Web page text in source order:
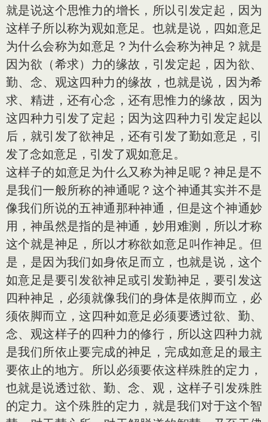
就是说这个思惟力的增长，所以引发定起，因为
这样子所以称为观如意足。也就是说，四如意足
为什么会称为如意足？为什么会称为神足？就是
因为欲（希求）力的缘故，引发定起，因为欲、
勤、念、观这四种力的缘故，也就是说，因为希
求、精进，还有心念，还有思惟力的缘故，因为
这四种力引发了定起；因为这四种力引发定起以
后，就引发了欲神足，还有引发了勤如意足，引
发了念如意足，引发了观如意足。
这样子的如意足为什么又称为神足呢？神足是不
是我们一般所称的神通呢？这个神通其实并不是
像我们所说的五神通那种神通，但是这个神通妙
用，神虽然是指的是神通，妙用难测，所以才称
这个就是神足，所以才称欲如意足叫作神足。但
是，是因为我们如身依足而立，也就是说，这个
如意足是要引发欲神足或引发勤神足，要引发这
四种神足，必须就像我们的身体是依脚而立，必
须依脚而立，这四种如意足必须要透过欲、勤、
念、观这样子的四种力的修行，所以这四种力就
是我们所依止要完成的神足，完成如意足的最主
要依止的地方。所以必须要依这样殊胜的定力，
也就是说透过欲、勤、念、观，这样子引发殊胜
的定力。这个殊胜的定力，就是我们对于这个智